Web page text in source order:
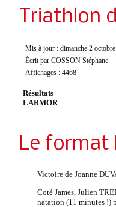
Triathlon
Mis à jour : dimanche 2 octobre
Écrit par COSSON Stéphane
Affichages : 4468
Résultats
LARMOR
Le format
Victoire de Joanne
Coté James, Julien
natation (11 minutes !)